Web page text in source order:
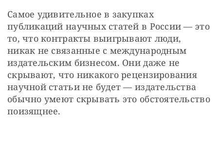
Самое удивительное в закупках
публикаций научных статей в России — это
то, что контракты выигрывают люди,
никак не связанные с международным
издательским бизнесом. Они даже не
скрывают, что никакого рецензирования
научной статьи не будет — издательства
обычно умеют скрывать это обстоятельство
поизящнее.